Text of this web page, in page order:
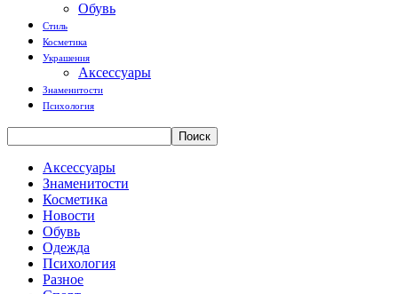
Обувь
Стиль
Косметика
Украшения
Аксессуары
Знаменитости
Психология
Аксессуары
Знаменитости
Косметика
Новости
Обувь
Одежда
Психология
Разное